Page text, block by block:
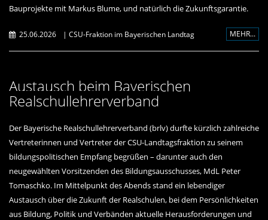
Bauprojekte mit Markus Blume, und natürlich die Zukunftsgarantie.
25.06.2026 | CSU-Fraktion im Bayerischen Landtag MEHR...
Austausch beim Bayerischen
Realschullehrerverband
Der Bayerische Realschullehrerverband (brlv) durfte kürzlich zahlreiche
Vertreterinnen und Vertreter der CSU-Landtagsfraktion zu seinem
bildungspolitischen Empfang begrüßen – darunter auch den
neugewählten Vorsitzenden des Bildungsausschusses, MdL Peter
Tomaschko. Im Mittelpunkt des Abends stand ein lebendiger
Austausch über die Zukunft der Realschulen, bei dem Persönlichkeiten
aus Bildung, Politik und Verbänden aktuelle Herausforderungen und